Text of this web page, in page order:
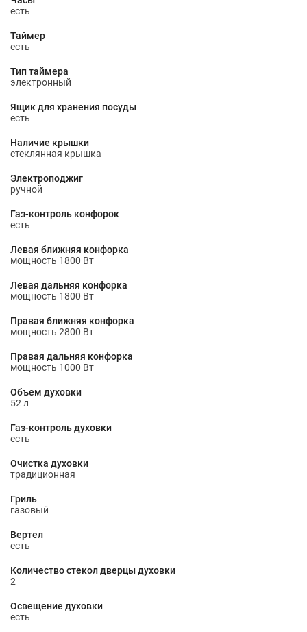
есть
Таймер
есть
Тип таймера
электронный
Ящик для хранения посуды
есть
Наличие крышки
стеклянная крышка
Электроподжиг
ручной
Газ-контроль конфорок
есть
Левая ближняя конфорка
мощность 1800 Вт
Левая дальняя конфорка
мощность 1800 Вт
Правая ближняя конфорка
мощность 2800 Вт
Правая дальняя конфорка
мощность 1000 Вт
Объем духовки
52 л
Газ-контроль духовки
есть
Очистка духовки
традиционная
Гриль
газовый
Вертел
есть
Количество стекол дверцы духовки
2
Освещение духовки
есть